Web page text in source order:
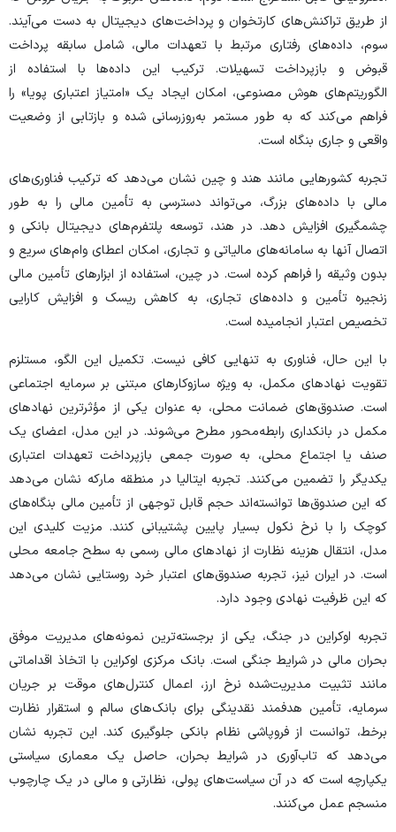
از طریق تراکنش‌های کارتخوان و پرداخت‌های دیجیتال به دست می‌آیند.
سوم، داده‌های رفتاری مرتبط با تعهدات مالی، شامل سابقه پرداخت
قبوض و بازپرداخت تسهیلات. ترکیب این داده‌ها با استفاده از
الگوریتم‌های هوش مصنوعی، امکان ایجاد یک «امتیاز اعتباری پویا» را
فراهم می‌کند که به طور مستمر به‌روزرسانی شده و بازتابی از وضعیت
واقعی و جاری بنگاه است.
تجربه کشور‌هایی مانند هند و چین نشان می‌دهد که ترکیب فناوری‌های
مالی با داده‌های بزرگ، می‌تواند دسترسی به تأمین مالی را به طور
چشمگیری افزایش دهد. در هند، توسعه پلتفرم‌های دیجیتال بانکی و
اتصال آنها به سامانه‌های مالیاتی و تجاری، امکان اعطای وام‌های سریع و
بدون وثیقه را فراهم کرده است. در چین، استفاده از ابزار‌های تأمین مالی
زنجیره تأمین و داده‌های تجاری، به کاهش ریسک و افزایش کارایی
تخصیص اعتبار انجامیده است.
با این حال، فناوری به تنهایی کافی نیست. تکمیل این الگو، مستلزم
تقویت نهاد‌های مکمل، به ویژه سازوکار‌های مبتنی بر سرمایه اجتماعی
است. صندوق‌های ضمانت محلی، به عنوان یکی از مؤثرترین نهاد‌های
مکمل در بانکداری رابطه‌محور مطرح می‌شوند. در این مدل، اعضای یک
صنف یا اجتماع محلی، به صورت جمعی بازپرداخت تعهدات اعتباری
یکدیگر را تضمین می‌کنند. تجربه ایتالیا در منطقه مارکه نشان می‌دهد
که این صندوق‌ها توانسته‌اند حجم قابل توجهی از تأمین مالی بنگاه‌های
کوچک را با نرخ نکول بسیار پایین پشتیبانی کنند. مزیت کلیدی این
مدل، انتقال هزینه نظارت از نهاد‌های مالی رسمی به سطح جامعه محلی
است. در ایران نیز، تجربه صندوق‌های اعتبار خرد روستایی نشان می‌دهد
که این ظرفیت نهادی وجود دارد.
تجربه اوکراین در جنگ، یکی از برجسته‌ترین نمونه‌های مدیریت موفق
بحران مالی در شرایط جنگی است. بانک مرکزی اوکراین با اتخاذ اقداماتی
مانند تثبیت مدیریت‌شده نرخ ارز، اعمال کنترل‌های موقت بر جریان
سرمایه، تأمین هدفمند نقدینگی برای بانک‌های سالم و استقرار نظارت
برخط، توانست از فروپاشی نظام بانکی جلوگیری کند. این تجربه نشان
می‌دهد که تاب‌آوری در شرایط بحران، حاصل یک معماری سیاستی
یکپارچه است که در آن سیاست‌های پولی، نظارتی و مالی در یک چارچوب
منسجم عمل می‌کنند.